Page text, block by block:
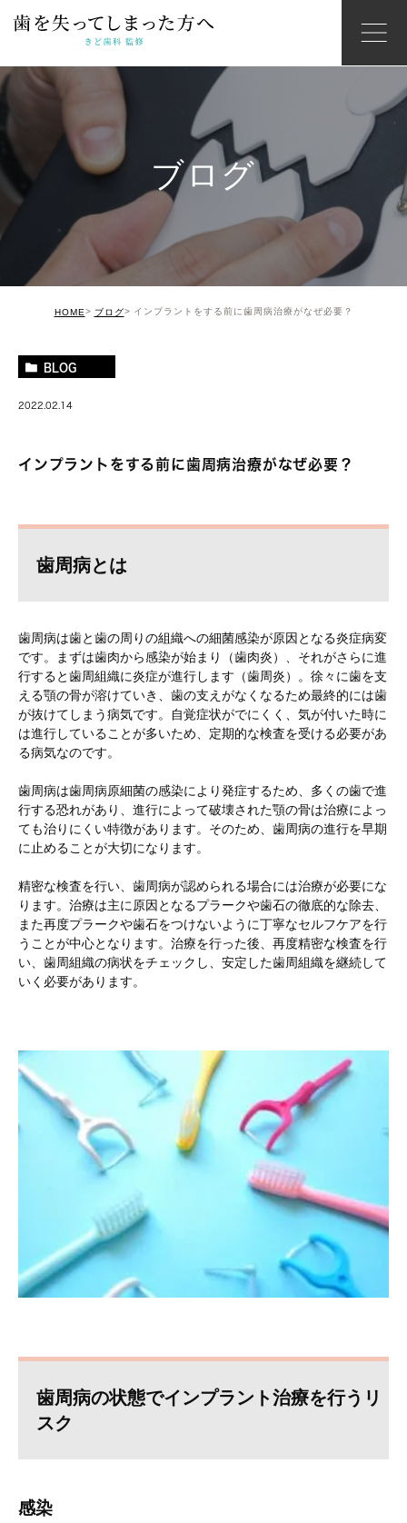
ブログ
HOME ブログ インプラントをする前に歯周病治療がなぜ必要？
BLOG
2022.02.14
インプラントをする前に歯周病治療がなぜ必要？
歯周病とは
歯周病は歯と歯の周りの組織への細菌感染が原因となる炎症病変
です。まずは歯肉から感染が始まり（歯肉炎）、それがさらに進
行すると歯周組織に炎症が進行します（歯周炎）。徐々に歯を支
える顎の骨が溶けていき、歯の支えがなくなるため最終的には歯
が抜けてしまう病気です。自覚症状がでにくく、気が付いた時に
は進行していることが多いため、定期的な検査を受ける必要があ
る病気なのです。
歯周病は歯周病原細菌の感染により発症するため、多くの歯で進
行する恐れがあり、進行によって破壊された顎の骨は治療によっ
ても治りにくい特徴があります。そのため、歯周病の進行を早期
に止めることが大切になります。
精密な検査を行い、歯周病が認められる場合には治療が必要にな
ります。治療は主に原因となるプラークや歯石の徹底的な除去、
また再度プラークや歯石をつけないように丁寧なセルフケアを行
うことが中心となります。治療を行った後、再度精密な検査を行
い、歯周組織の病状をチェックし、安定した歯周組織を継続して
いく必要があります。
歯周病の状態でインプラント治療を行うリ
スク
感染